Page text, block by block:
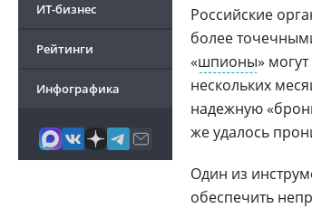
ИТ-бизнес
Рейтинги
Инфографика
Российские
более
«шпионы» могут
нескольких
надежную
же удалось
Один из
обеспечить